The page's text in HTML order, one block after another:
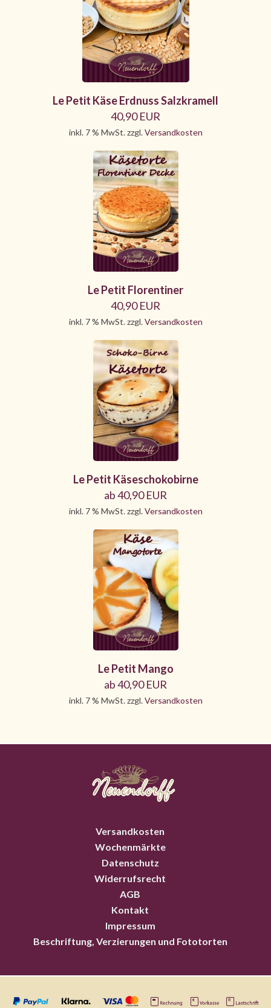
Le Petit Käse Erdnuss Salzkramell
40,90 EUR
inkl. 7 % MwSt. zzgl.Versandkosten
Le Petit Florentiner
40,90 EUR
inkl. 7 % MwSt. zzgl.Versandkosten
Le Petit Käseschokobirne
ab 40,90 EUR
inkl. 7 % MwSt. zzgl.Versandkosten
Le Petit Mango
ab 40,90 EUR
inkl. 7 % MwSt. zzgl.Versandkosten
Versandkosten
Wochenmärkte
Datenschutz
Widerrufsrecht
AGB
Kontakt
Impressum
Beschriftung, Verzierungen und Fototorten